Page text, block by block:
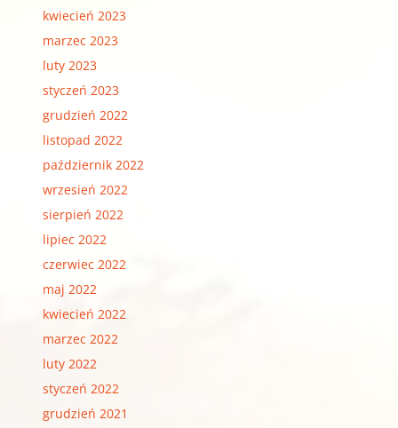
kwiecień 2023
marzec 2023
luty 2023
styczeń 2023
grudzień 2022
listopad 2022
październik 2022
wrzesień 2022
sierpień 2022
lipiec 2022
czerwiec 2022
maj 2022
kwiecień 2022
marzec 2022
luty 2022
styczeń 2022
grudzień 2021